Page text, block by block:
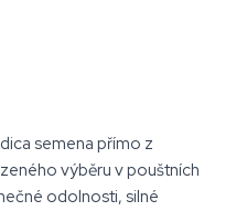
semena přímo z
výběru v pouštních
odolnosti, silné